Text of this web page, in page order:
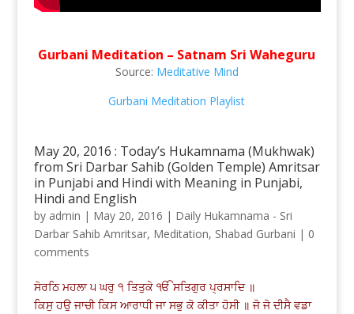
Gurbani Meditation – Satnam Sri Waheguru
Source: Meditative Mind
Gurbani Meditation Playlist
May 20, 2016 : Today’s Hukamnama (Mukhwak)
from Sri Darbar Sahib (Golden Temple) Amritsar
in Punjabi and Hindi with Meaning in Punjabi,
Hindi and English
by admin | May 20, 2016 | Daily Hukamnama - Sri
Darbar Sahib Amritsar, Meditation, Shabad Gurbani | 0
comments
ਸੋਰਠਿ ਮਹਲਾ ੫ ਘਰੁ ੧ ਤਿਤੁਕੇ ੴ ਸਤਿਗੁਰ ਪ੍ਰਸਾਦਿ ॥
ਕਿਸੁ ਹਉ ਜਾਚੀ ਕਿਸ ਆਰਾਧੀ ਜਾ ਸਭੁ ਕੋ ਕੀਤਾ ਹੋਸੀ ॥ ਜੋ ਜੋ ਦੀਸੈ ਵਡਾ